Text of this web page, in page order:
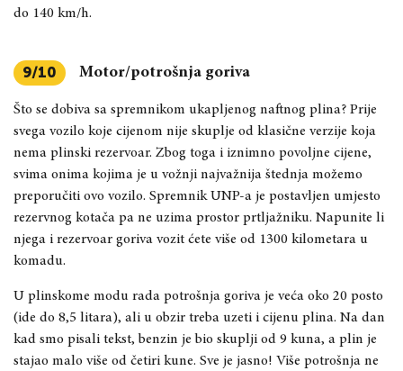
do 140 km/h.
9/10 Motor/potrošnja goriva
Što se dobiva sa spremnikom ukapljenog naftnog plina? Prije
svega vozilo koje cijenom nije skuplje od klasične verzije koja
nema plinski rezervoar. Zbog toga i iznimno povoljne cijene,
svima onima kojima je u vožnji najvažnija štednja možemo
preporučiti ovo vozilo. Spremnik UNP-a je postavljen umjesto
rezervnog kotača pa ne uzima prostor prtljažniku. Napunite li
njega i rezervoar goriva vozit ćete više od 1300 kilometara u
komadu.
U plinskome modu rada potrošnja goriva je veća oko 20 posto
(ide do 8,5 litara), ali u obzir treba uzeti i cijenu plina. Na dan
kad smo pisali tekst, benzin je bio skuplji od 9 kuna, a plin je
stajao malo više od četiri kune. Sve je jasno! Više potrošnja ne